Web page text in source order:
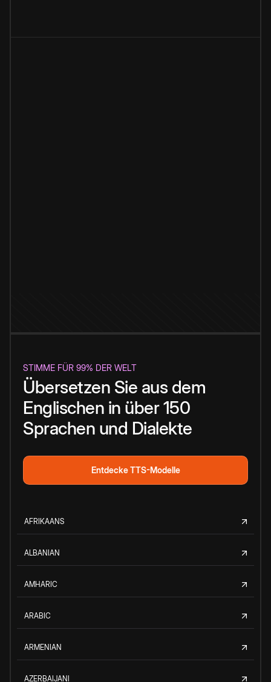
STIMME FÜR 99% DER WELT
Übersetzen Sie aus dem
Englischen in über 150
Sprachen und Dialekte
Entdecke TTS-Modelle
AFRIKAANS
ALBANIAN
AMHARIC
ARABIC
ARMENIAN
AZERBAIJANI